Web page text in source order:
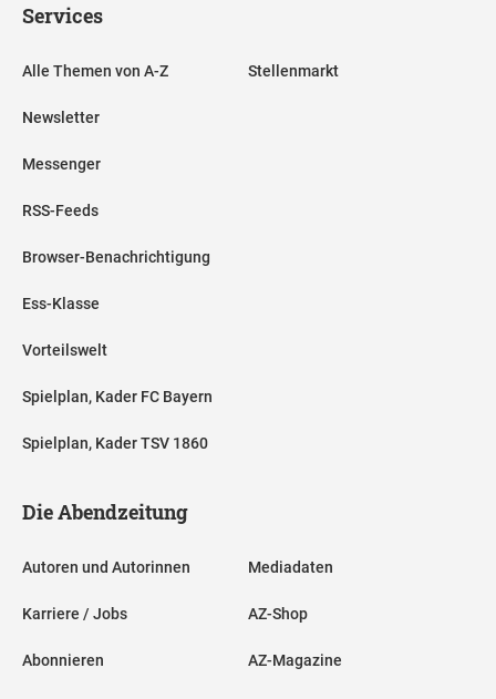
Services
Alle Themen von A-Z
Newsletter
Messenger
RSS-Feeds
Browser-Benachrichtigung
Ess-Klasse
Vorteilswelt
Spielplan, Kader FC Bayern
Spielplan, Kader TSV 1860
Stellenmarkt
Die Abendzeitung
Autoren und Autorinnen
Karriere / Jobs
Abonnieren
Mediadaten
AZ-Shop
AZ-Magazine